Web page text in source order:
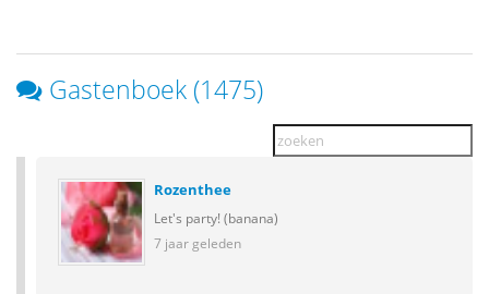
Gastenboek (1475)
Rozenthee
Let's party! (banana)
7 jaar geleden